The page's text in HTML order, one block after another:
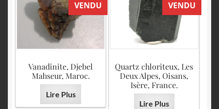
VENDU
Vanadinite, Djebel
Mahseur, Maroc.
Lire Plus
VENDU
Quartz chloriteux, Les
Deux Alpes, Oisans,
Isère, France.
Lire Plus